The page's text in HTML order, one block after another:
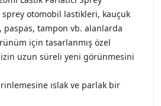
sprey otomobil lastikleri, kauçuk
paspas, tampon vb. alanlarda
için tasarlanmış özel
uzun süreli yeni görünmesini
ıslak ve parlak bir